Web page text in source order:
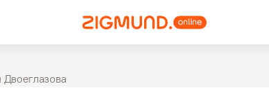
Двоеглазова